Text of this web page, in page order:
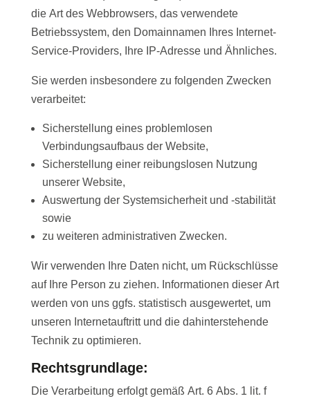
die Art des Webbrowsers, das verwendete
Betriebssystem, den Domainnamen Ihres Internet-
Service-Providers, Ihre IP-Adresse und Ähnliches.
Sie werden insbesondere zu folgenden Zwecken
verarbeitet:
Sicherstellung eines problemlosen
Verbindungsaufbaus der Website,
Sicherstellung einer reibungslosen Nutzung
unserer Website,
Auswertung der Systemsicherheit und -stabilität
sowie
zu weiteren administrativen Zwecken.
Wir verwenden Ihre Daten nicht, um Rückschlüsse
auf Ihre Person zu ziehen. Informationen dieser Art
werden von uns ggfs. statistisch ausgewertet, um
unseren Internetauftritt und die dahinterstehende
Technik zu optimieren.
Rechtsgrundlage:
Die Verarbeitung erfolgt gemäß Art. 6 Abs. 1 lit. f